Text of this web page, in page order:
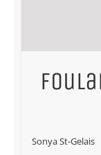
Sonya St-Gelais